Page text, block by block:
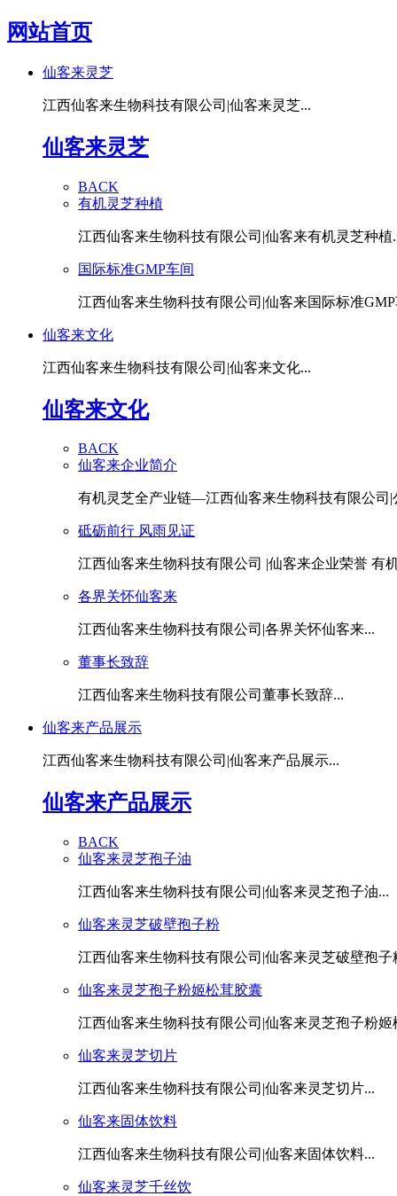
网站首页
仙客来灵芝
江西仙客来生物科技有限公司|仙客来灵芝...
仙客来灵芝
BACK
有机灵芝种植
江西仙客来生物科技有限公司|仙客来有机灵芝种植
国际标准GMP车间
江西仙客来生物科技有限公司|仙客来国际标准GMP
仙客来文化
江西仙客来生物科技有限公司|仙客来文化...
仙客来文化
BACK
仙客来企业简介
有机灵芝全产业链—江西仙客来生物科技有限公司|
砥砺前行 风雨见证
江西仙客来生物科技有限公司 |仙客来企业荣誉 有
各界关怀仙客来
江西仙客来生物科技有限公司|各界关怀仙客来...
董事长致辞
江西仙客来生物科技有限公司董事长致辞...
仙客来产品展示
江西仙客来生物科技有限公司|仙客来产品展示...
仙客来产品展示
BACK
仙客来灵芝孢子油
江西仙客来生物科技有限公司|仙客来灵芝孢子油...
仙客来灵芝破壁孢子粉
江西仙客来生物科技有限公司|仙客来灵芝破壁孢子
仙客来灵芝孢子粉姬松茸胶囊
江西仙客来生物科技有限公司|仙客来灵芝孢子粉姬
仙客来灵芝切片
江西仙客来生物科技有限公司|仙客来灵芝切片...
仙客来固体饮料
江西仙客来生物科技有限公司|仙客来固体饮料...
仙客来灵芝千丝饮